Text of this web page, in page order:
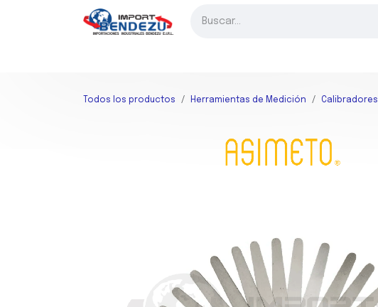
Todos los productos Herramientas de Medición Calibradores